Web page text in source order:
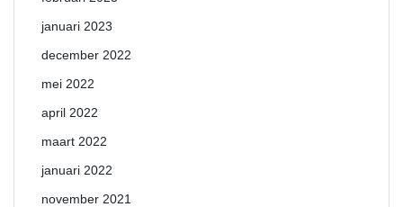
januari 2023
december 2022
mei 2022
april 2022
maart 2022
januari 2022
november 2021